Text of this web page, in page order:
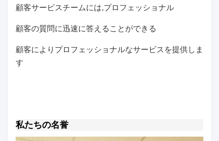
顧客サービスチームには,プロフェッショナル
顧客の質問に迅速に答えることができる
顧客によりプロフェッショナルなサービスを提供しま
す
私たちの名誉